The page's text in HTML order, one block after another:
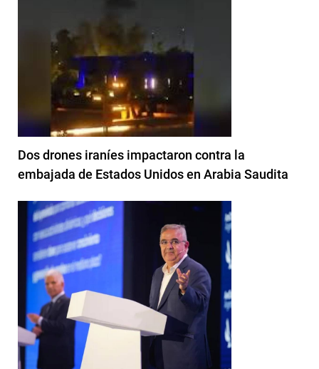
Dos drones iraníes impactaron contra la
embajada de Estados Unidos en Arabia Saudita